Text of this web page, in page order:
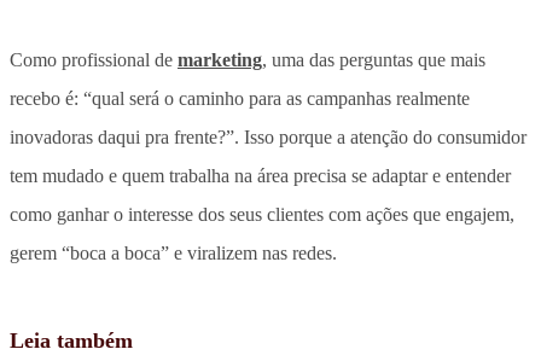
Como profissional de marketing, uma das perguntas que mais
recebo é: “qual será o caminho para as campanhas realmente
inovadoras daqui pra frente?”. Isso porque a atenção do consumidor
tem mudado e quem trabalha na área precisa se adaptar e entender
como ganhar o interesse dos seus clientes com ações que engajem,
gerem “boca a boca” e viralizem nas redes.
Leia também